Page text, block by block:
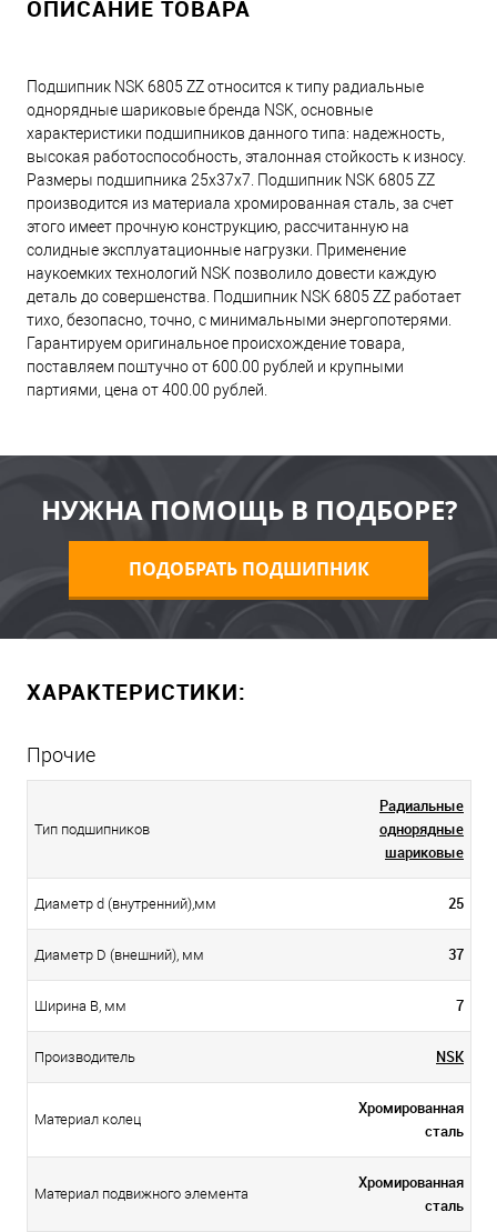
ОПИСАНИЕ ТОВАРА
Подшипник NSK 6805 ZZ относится к типу радиальные
однорядные шариковые бренда NSK, основные
характеристики подшипников данного типа: надежность,
высокая работоспособность, эталонная стойкость к износу.
Размеры подшипника 25x37x7. Подшипник NSK 6805 ZZ
производится из материала хромированная сталь, за счет
этого имеет прочную конструкцию, рассчитанную на
солидные эксплуатационные нагрузки. Применение
наукоемких технологий NSK позволило довести каждую
деталь до совершенства. Подшипник NSK 6805 ZZ работает
тихо, безопасно, точно, с минимальными энергопотерями.
Гарантируем оригинальное происхождение товара,
поставляем поштучно от 600.00 рублей и крупными
партиями, цена от 400.00 рублей.
НУЖНА ПОМОЩЬ В ПОДБОРЕ?
ПОДОБРАТЬ ПОДШИПНИК
ХАРАКТЕРИСТИКИ:
Прочие
Тип подшипников
Радиальные
однорядные
шариковые
Диаметр d (внутренний),мм 25
Диаметр D (внешний), мм 37
Ширина B, мм 7
Производитель NSK
Материал колец
Хромированная
сталь
Материал подвижного элемента
Хромированная
сталь